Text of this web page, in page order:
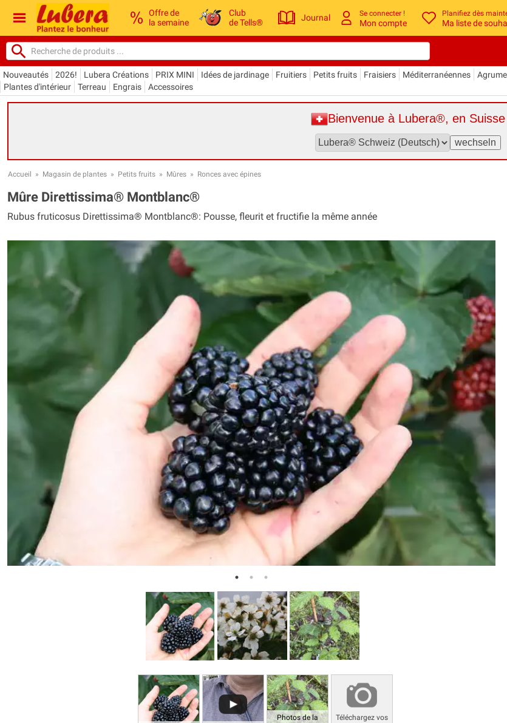
Offre de
la semaine
Club
de Tells®
Journal Se connecter !
Mon compte
Planifiez dès
Ma liste de
Nouveautés 2026! Lubera Créations PRIX MINI Idées de jardinage Fruitiers Petits fruits Fraisiers Méditerranéennes
Plantes d'intérieur
Terreau Engrais Accessoires
Bienvenue à Lubera®, en Suisse
Accueil » Magasin de plantes » Petits fruits » Mûres » Ronces avec épines
Mûre Direttissima® Montblanc®
Rubus fruticosus Direttissima® Montblanc®: Pousse, fleurit et fructifie la même année
Photos de la
Téléchargez vos